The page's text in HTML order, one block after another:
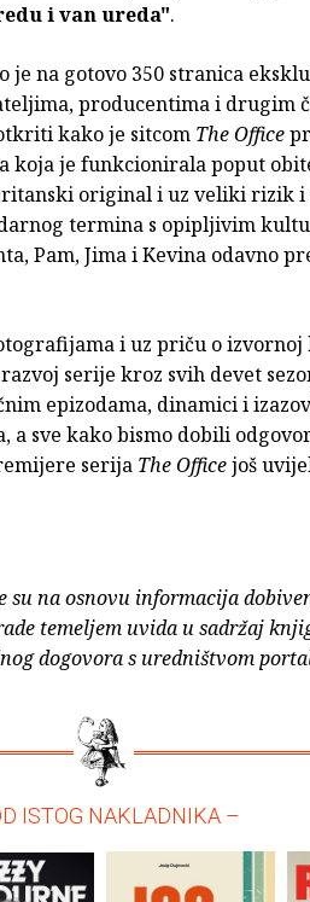
i van ureda".
je na gotovo 350 stranica
producentima i drugim
kako je sitcom The Office
koja je funkcionirala poput
original i uz veliki rizik i
termina s opipljivim
Pam, Jima i Kevina odavno
i uz priču o
serije kroz svih devet
epizodama, dinamici i
a sve kako bismo dobili
serija The Officejoš
su na osnovu informacija
temeljem uvida u sadržaj
dogovora s uredništvom
ISTOG NAKLADNIKA –